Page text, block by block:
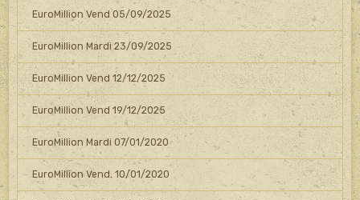
EuroMillion Vend 05/09/2025
EuroMillion Mardi 23/09/2025
EuroMillion Vend 12/12/2025
EuroMillion Vend 19/12/2025
EuroMillion Mardi 07/01/2020
EuroMillion Vend. 10/01/2020